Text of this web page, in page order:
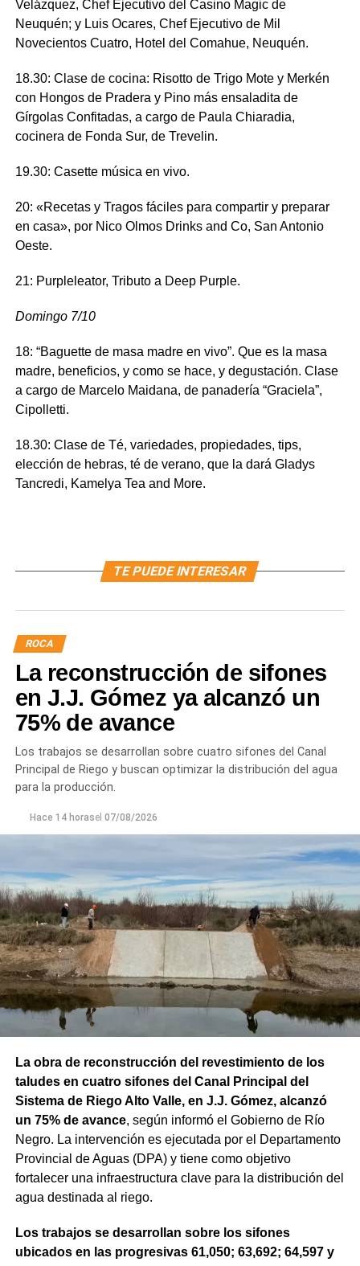
Velázquez, Chef Ejecutivo del Casino Magic de
Neuquén; y Luis Ocares, Chef Ejecutivo de Mil
Novecientos Cuatro, Hotel del Comahue, Neuquén.
18.30: Clase de cocina: Risotto de Trigo Mote y Merkén
con Hongos de Pradera y Pino más ensaladita de
Gírgolas Confitadas, a cargo de Paula Chiaradia,
cocinera de Fonda Sur, de Trevelin.
19.30: Casette música en vivo.
20: «Recetas y Tragos fáciles para compartir y preparar
en casa», por Nico Olmos Drinks and Co, San Antonio
Oeste.
21: Purpleleator, Tributo a Deep Purple.
Domingo 7/10
18: “Baguette de masa madre en vivo”. Que es la masa
madre, beneficios, y como se hace, y degustación. Clase
a cargo de Marcelo Maidana, de panadería “Graciela”,
Cipolletti.
18.30: Clase de Té, variedades, propiedades, tips,
elección de hebras, té de verano, que la dará Gladys
Tancredi, Kamelya Tea and More.
TE PUEDE INTERESAR
ROCA
La reconstrucción de sifones
en J.J. Gómez ya alcanzó un
75% de avance
Los trabajos se desarrollan sobre cuatro sifones del Canal
Principal de Riego y buscan optimizar la distribución del agua
para la producción.
Hace 14 horasel 07/08/2026
La obra de reconstrucción del revestimiento de los
taludes en cuatro sifones del Canal Principal del
Sistema de Riego Alto Valle, en J.J. Gómez, alcanzó
un 75% de avance, según informó el Gobierno de Río
Negro. La intervención es ejecutada por el Departamento
Provincial de Aguas (DPA) y tiene como objetivo
fortalecer una infraestructura clave para la distribución del
agua destinada al riego.
Los trabajos se desarrollan sobre los sifones
ubicados en las progresivas 61,050; 63,692; 64,597 y